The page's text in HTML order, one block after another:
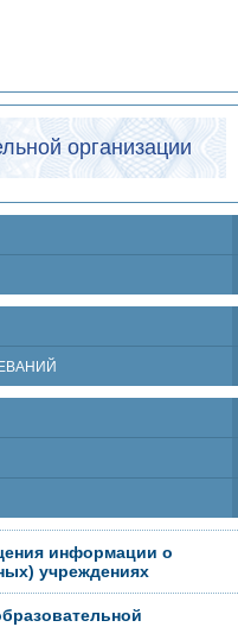
организации
информации о
учреждениях